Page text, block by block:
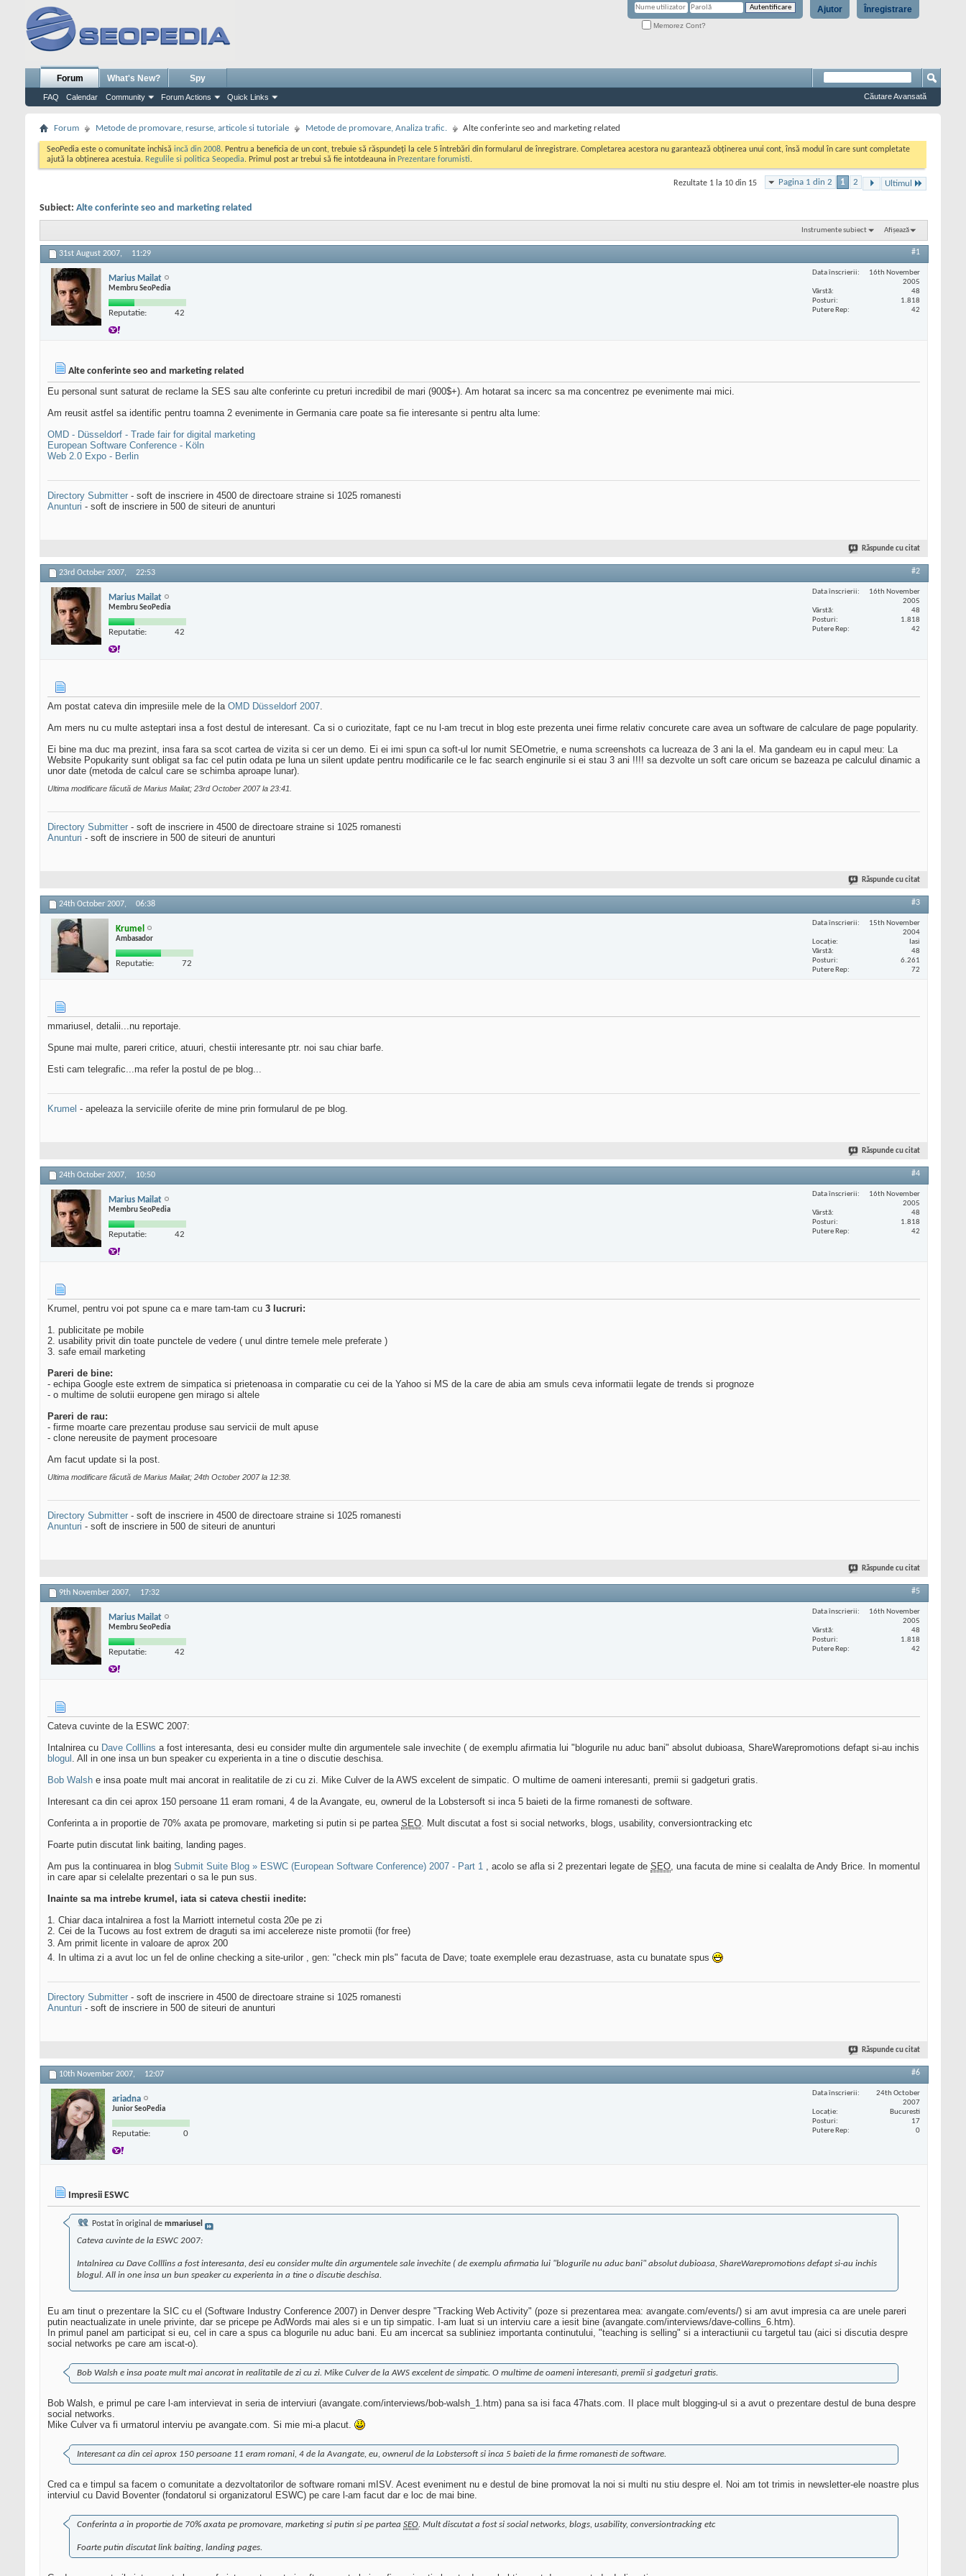
Înregistrare
Ajutor
Memorez Cont?
Forum
FAQ Calendar Community Forum Actions Quick Links
What's New? Spy
Căutare Avansată
Forum Metode de promovare, resurse, articole si tutoriale Metode de promovare, Analiza trafic. Alte conferinte seo and marketing related
SeoPedia este o comunitate inchisă incă din 2008. Pentru a beneficia de un cont, trebuie să răspundeți la cele 5 întrebări din formularul de înregistrare. Completarea acestora nu garantează obținerea unui cont, însă modul în care sunt completate
ajută la obținerea acestuia. Regulile si politica Seopedia. Primul post ar trebui să fie intotdeauna in Prezentare forumisti.
Pagina 1 din 2 1 2 Ultimul
Rezultate 1 la 10 din 15
Subiect: Alte conferinte seo and marketing related
Instrumente subiect Afișează
31st August 2007, 11:29 #1
Marius Mailat
Membru SeoPedia
Reputatie: 42
Data înscrierii
16th November
2005
Vârstă
48
Posturi
1.818
Putere Rep
42
Alte conferinte seo and marketing related
Eu personal sunt saturat de reclame la SES sau alte conferinte cu preturi incredibil de mari (900$+). Am hotarat sa incerc sa ma concentrez pe evenimente mai mici.
Am reusit astfel sa identific pentru toamna 2 evenimente in Germania care poate sa fie interesante si pentru alta lume:
OMD - Düsseldorf - Trade fair for digital marketing
European Software Conference - Köln
Web 2.0 Expo - Berlin
Directory Submitter - soft de inscriere in 4500 de directoare straine si 1025 romanesti
Anunturi - soft de inscriere in 500 de siteuri de anunturi
Răspunde cu citat
23rd October 2007, 22:53 #2
Marius Mailat
Membru SeoPedia
Reputatie: 42
Data înscrierii
16th November
2005
Vârstă
48
Posturi
1.818
Putere Rep
42
Am postat cateva din impresiile mele de la OMD Düsseldorf 2007.
Am mers nu cu multe asteptari insa a fost destul de interesant. Ca si o curiozitate, fapt ce nu l-am trecut in blog este prezenta unei firme relativ concurete care avea un software de calculare de page popularity.
Ei bine ma duc ma prezint, insa fara sa scot cartea de vizita si cer un demo. Ei ei imi spun ca soft-ul lor numit SEOmetrie, e numa screenshots ca lucreaza de 3 ani la el. Ma gandeam eu in capul meu: La
Website Popukarity sunt obligat sa fac cel putin odata pe luna un silent update pentru modificarile ce le fac search enginurile si ei stau 3 ani !!!! sa dezvolte un soft care oricum se bazeaza pe calculul dinamic a
unor date (metoda de calcul care se schimba aproape lunar).
Ultima modificare făcută de Marius Mailat; 23rd October 2007 la 23:41
Directory Submitter - soft de inscriere in 4500 de directoare straine si 1025 romanesti
Anunturi - soft de inscriere in 500 de siteuri de anunturi
Răspunde cu citat
24th October 2007, 06:38 #3
Krumel
Ambasador
Reputatie: 72
Data înscrierii
15th November
2004
Locaţie
Iasi
Vârstă
48
Posturi
6.261
Putere Rep
72
mmariusel, detalii...nu reportaje.
Spune mai multe, pareri critice, atuuri, chestii interesante ptr. noi sau chiar barfe.
Esti cam telegrafic...ma refer la postul de pe blog...
Krumel - apeleaza la serviciile oferite de mine prin formularul de pe blog.
Răspunde cu citat
24th October 2007, 10:50 #4
Marius Mailat
Membru SeoPedia
Reputatie: 42
Data înscrierii
16th November
2005
Vârstă
48
Posturi
1.818
Putere Rep
42
Krumel, pentru voi pot spune ca e mare tam-tam cu 3 lucruri:
1. publicitate pe mobile
2. usability privit din toate punctele de vedere ( unul dintre temele mele preferate )
3. safe email marketing
Pareri de bine:
- echipa Google este extrem de simpatica si prietenoasa in comparatie cu cei de la Yahoo si MS de la care de abia am smuls ceva informatii legate de trends si prognoze
- o multime de solutii europene gen mirago si altele
Pareri de rau:
- firme moarte care prezentau produse sau servicii de mult apuse
- clone nereusite de payment procesoare
Am facut update si la post.
Ultima modificare făcută de Marius Mailat; 24th October 2007 la 12:38
Directory Submitter - soft de inscriere in 4500 de directoare straine si 1025 romanesti
Anunturi - soft de inscriere in 500 de siteuri de anunturi
Răspunde cu citat
9th November 2007, 17:32 #5
Marius Mailat
Membru SeoPedia
Reputatie: 42
Data înscrierii
16th November
2005
Vârstă
48
Posturi
1.818
Putere Rep
42
Cateva cuvinte de la ESWC 2007:
Intalnirea cu Dave Colllins a fost interesanta, desi eu consider multe din argumentele sale invechite ( de exemplu afirmatia lui "blogurile nu aduc bani" absolut dubioasa, ShareWarepromotions defapt si-au inchis
blogul . All in one insa un bun speaker cu experienta in a tine o discutie deschisa.
Bob Walsh e insa poate mult mai ancorat in realitatile de zi cu zi. Mike Culver de la AWS excelent de simpatic. O multime de oameni interesanti, premii si gadgeturi gratis.
Interesant ca din cei aprox 150 persoane 11 eram romani, 4 de la Avangate, eu, ownerul de la Lobstersoft si inca 5 baieti de la firme romanesti de software.
Conferinta a in proportie de 70% axata pe promovare, marketing si putin si pe partea SEO. Mult discutat a fost si social networks, blogs, usability, conversiontracking etc
Foarte putin discutat link baiting, landing pages.
Am pus la continuarea in blog Submit Suite Blog » ESWC (European Software Conference) 2007 - Part 1 , acolo se afla si 2 prezentari legate de SEO, una facuta de mine si cealalta de Andy Brice. In momentul
in care apar si celelalte prezentari o sa le pun sus.
Inainte sa ma intrebe krumel, iata si cateva chestii inedite:
1. Chiar daca intalnirea a fost la Marriott internetul costa 20e pe zi
2. Cei de la Tucows au fost extrem de draguti sa imi accelereze niste promotii (for free)
3. Am primit licente in valoare de aprox 200
4. In ultima zi a avut loc un fel de online checking a site-urilor , gen: "check min pls" facuta de Dave; toate exemplele erau dezastruase, asta cu bunatate spus
Directory Submitter - soft de inscriere in 4500 de directoare straine si 1025 romanesti
Anunturi - soft de inscriere in 500 de siteuri de anunturi
Răspunde cu citat
10th November 2007, 12:07 #6
ariadna
Junior SeoPedia
Reputatie: 0
Data înscrierii
24th October
2007
Locaţie
Bucuresti
Posturi
17
Putere Rep
0
Impresii ESWC
Postat în original de mmariusel
Cateva cuvinte de la ESWC 2007:
Intalnirea cu Dave Colllins a fost interesanta, desi eu consider multe din argumentele sale invechite ( de exemplu afirmatia lui "blogurile nu aduc bani" absolut dubioasa, ShareWarepromotions defapt si-au inchis
blogul. All in one insa un bun speaker cu experienta in a tine o discutie deschisa.
Eu am tinut o prezentare la SIC cu el (Software Industry Conference 2007) in Denver despre "Tracking Web Activity" (poze si prezentarea mea: avangate.com/events/) si am avut impresia ca are unele pareri
putin neactualizate in unele privinte, dar se pricepe pe AdWords mai ales si e un tip simpatic. I-am luat si un interviu care a iesit bine (avangate.com/interviews/dave-collins_6.htm).
In primul panel am participat si eu, cel in care a spus ca blogurile nu aduc bani. Eu am incercat sa subliniez importanta continutului, "teaching is selling" si a interactiunii cu targetul tau (aici si discutia despre
social networks pe care am iscat-o).
Bob Walsh e insa poate mult mai ancorat in realitatile de zi cu zi. Mike Culver de la AWS excelent de simpatic. O multime de oameni interesanti, premii si gadgeturi gratis.
Bob Walsh, e primul pe care l-am intervievat in seria de interviuri (avangate.com/interviews/bob-walsh_1.htm) pana sa isi faca 47hats.com. II place mult blogging-ul si a avut o prezentare destul de buna despre
social networks.
Mike Culver va fi urmatorul interviu pe avangate.com. Si mie mi-a placut.
Interesant ca din cei aprox 150 persoane 11 eram romani, 4 de la Avangate, eu, ownerul de la Lobstersoft si inca 5 baieti de la firme romanesti de software.
Cred ca e timpul sa facem o comunitate a dezvoltatorilor de software romani mISV. Acest eveniment nu e destul de bine promovat la noi si multi nu stiu despre el. Noi am tot trimis in newsletter-ele noastre plus
interviul cu David Boventer (fondatorul si organizatorul ESWC) pe care l-am facut dar e loc de mai bine.
Conferinta a in proportie de 70% axata pe promovare, marketing si putin si pe partea SEO. Mult discutat a fost si social networks, blogs, usability, conversiontracking etc
Foarte putin discutat link baiting, landing pages.